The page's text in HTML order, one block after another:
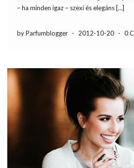
– ha minden igaz – szexi és elegáns […]
by Parfumblogger - 2012-10-20 - 0